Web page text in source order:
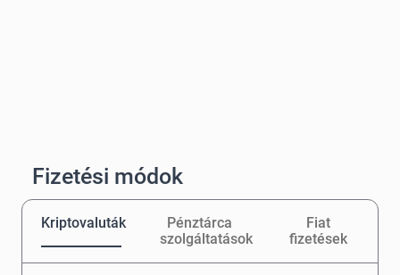
Fizetési módok
Kriptovaluták
Pénztárca
szolgáltatások
Fiat
fizetések